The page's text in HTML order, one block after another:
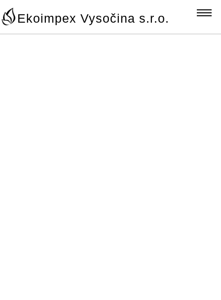
Ekoimpex Vysočina s.r.o.